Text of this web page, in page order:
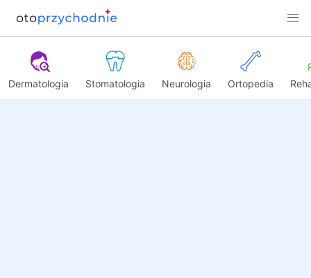
Dermatologia Stomatologia Neurologia Ortopedia